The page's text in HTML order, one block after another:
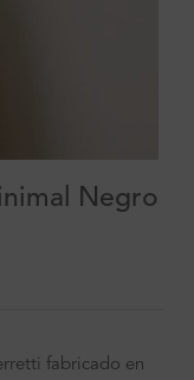
Negro
fabricado en